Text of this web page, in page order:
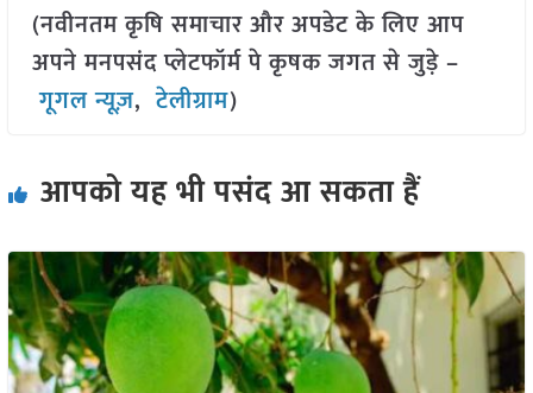
(नवीनतम कृषि समाचार और अपडेट के लिए आप
अपने मनपसंद प्लेटफॉर्म पे कृषक जगत से जुड़े –
गूगल न्यूज़,टेलीग्राम)
आपको यह भी पसंद आ सकता हैं